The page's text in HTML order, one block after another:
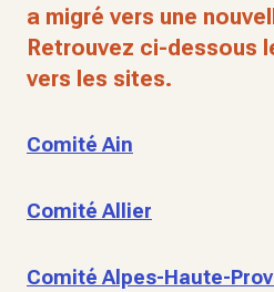
a migré vers une
Retrouvez ci-dessous
vers les sites.
Comité Ain
Comité Allier
Comité Alpes-Haute-